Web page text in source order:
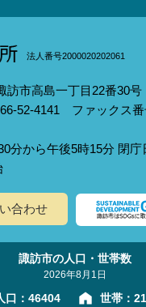
法人番号2000020202061
訪市高島一丁目22番30号
52-4141 ファックス番
分から午後5時15分 閉
合わせ
諏訪市の人口・世帯数
2026年8月1日
口： 46404 世帯：